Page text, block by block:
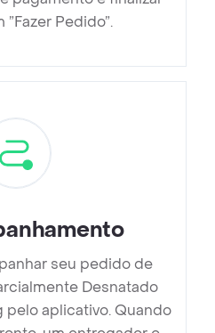
Pedido”.
seu pedido de
Desnatado
pelo aplicativo. Quando